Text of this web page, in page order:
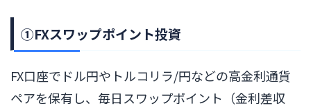
①FXスワップポイント投資
FX口座でドル円やトルコリラ/円などの高金利通貨
ペアを保有し、毎日スワップポイント（金利差収